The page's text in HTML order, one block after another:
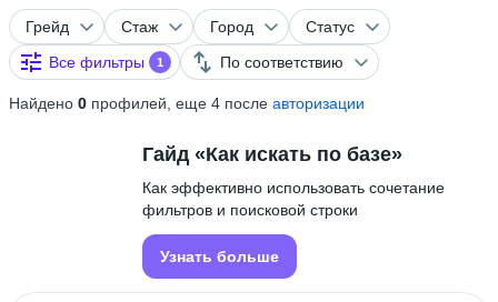
Грейд Стаж Город
Статус
Все фильтры
1 По соответствию
Найдено 0 профилей, еще 4 после авторизации
Гайд «Как искать по базе»
Как эффективно использовать сочетание
фильтров и поисковой строки
Узнать больше